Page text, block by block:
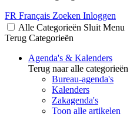
FR Français Zoeken Inloggen
Alle Categorieën Sluit Menu
Terug Categorieën
Agenda's & Kalenders
Terug naar alle categorieën
Bureau-agenda's
Kalenders
Zakagenda's
Toon alle artikelen